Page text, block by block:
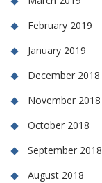
February 2019
January 2019
December 2018
November 2018
October 2018
September 2018
August 2018